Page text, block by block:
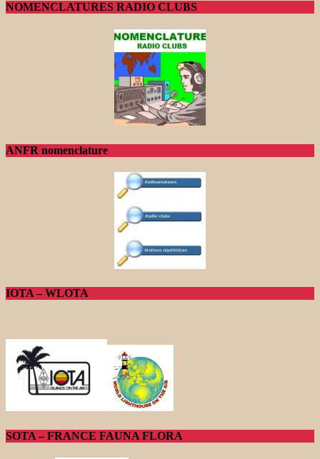
NOMENCLATURES RADIO CLUBS
ANFR nomenclature
IOTA – WLOTA
SOTA – FRANCE FAUNA FLORA